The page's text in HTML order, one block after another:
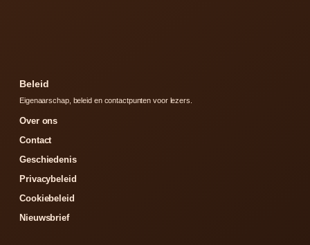
Beleid
Eigenaarschap, beleid en contactpunten voor lezers.
Over ons
Contact
Geschiedenis
Privacybeleid
Cookiebeleid
Nieuwsbrief